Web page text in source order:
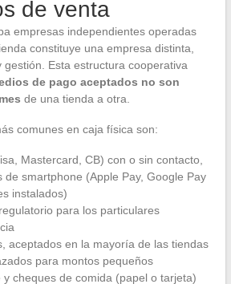
de venta
empresas independientes operadas
constituye una empresa distinta,
Esta estructura cooperativa
de pago aceptados no son
de una tienda a otra.
comunes en caja física son:
Mastercard, CB) con o sin contacto,
de smartphone (Apple Pay, Google Pay
instalados)
para los particulares
aceptados en la mayoría de las tiendas
para montos pequeños
cheques de comida (papel o tarjeta)